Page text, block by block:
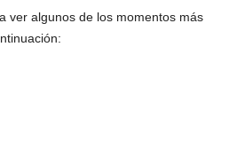
ver algunos de los momentos más